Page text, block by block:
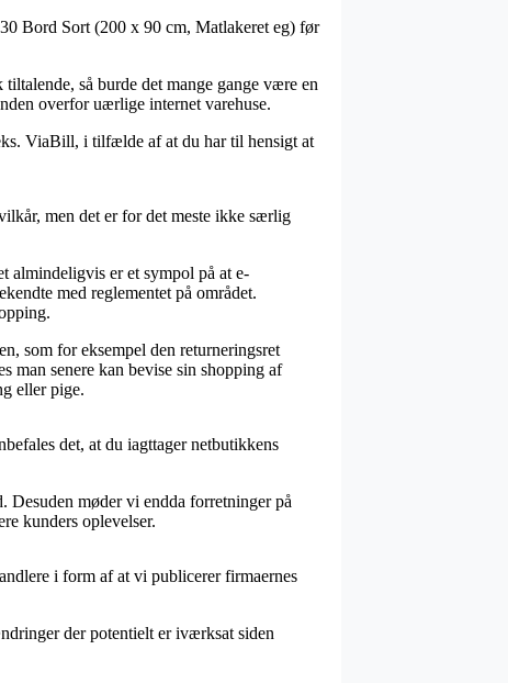
Bord Sort (200 x 90 cm, Matlakeret eg) før
så burde det mange gange være en
overfor uærlige internet varehuse.
ViaBill, i tilfælde af at du har til hensigt at
men det er for det meste ikke særlig
almindeligvis er et sympol på at e-
med reglementet på området.
som for eksempel den returneringsret
man senere kan bevise sin shopping af
eller pige.
det, at du iagttager netbutikkens
møder vi endda forretninger på
kunders oplevelser.
i form af at vi publicerer firmaernes
der potentielt er iværksat siden